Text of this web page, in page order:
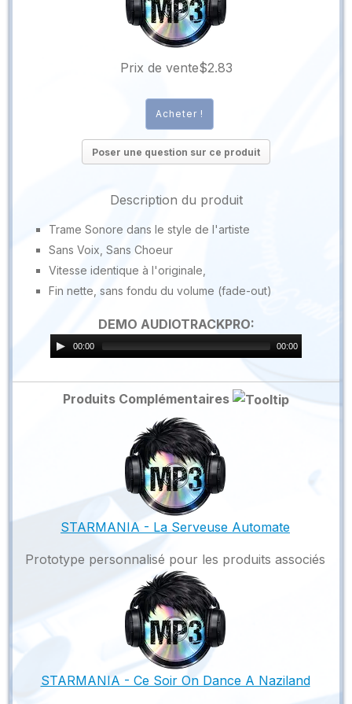
Prix ​​de vente$2.83
Poser une question sur ce produit
Description du produit
Trame Sonore dans le style de l'artiste
Sans Voix, Sans Choeur
Vitesse identique à l'originale,
Fin nette, sans fondu du volume (fade-out)
DEMO AUDIOTRACKPRO:
00:00 00:00
Produits Complémentaires
STARMANIA - La Serveuse Automate
Prototype personnalisé pour les produits associés
STARMANIA - Ce Soir On Dance A Naziland